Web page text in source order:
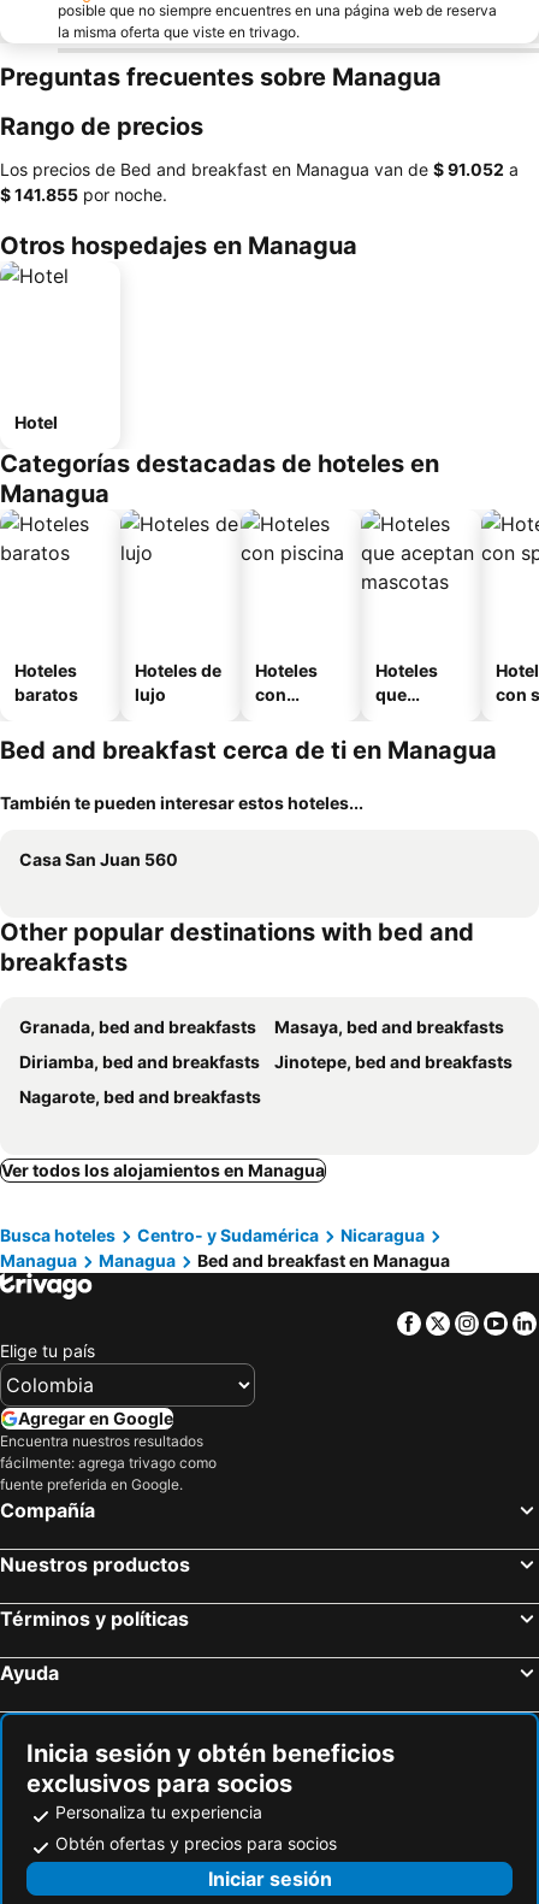
posible que no siempre encuentres en una página web de reserva
la misma oferta que viste en trivago.
Preguntas frecuentes sobre Managua
Rango de precios
Los precios de Bed and breakfast en Managua van de ‎$ 91.052 a
‎$ 141.855 por noche.
Otros hospedajes en Managua
Hotel
Categorías destacadas de hoteles en
Managua
Hoteles
baratos
Hoteles de
lujo
Hoteles
con
Hoteles
que
mascotas
con
Bed and breakfast cerca de ti en Managua
También te pueden interesar estos hoteles...
Casa San Juan 560
Other popular destinations with bed and
breakfasts
Granada, bed and breakfasts
Masaya, bed and breakfasts
Diriamba, bed and breakfasts
Jinotepe, bed and breakfasts
Nagarote, bed and breakfasts
Ver todos los alojamientos en Managua
Busca hoteles Centro- y Sudamérica
Nicaragua
Managua
Managua Bed and breakfast en Managua
Facebook
Twitter
Elige tu país
Agregar en Google
Encuentra nuestros resultados
fácilmente: agrega trivago como
fuente preferida en Google.
Compañía
Nuestros productos
Términos y políticas
Ayuda
Inicia sesión y obtén beneficios
exclusivos para socios
Personaliza tu experiencia
Obtén ofertas y precios para socios
Iniciar sesión